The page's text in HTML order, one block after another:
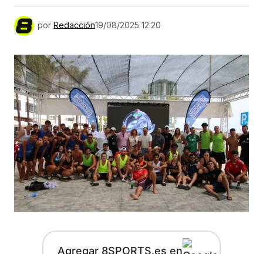
por Redacción19/08/2025 12:20
Agregar 8SPORTS.es en